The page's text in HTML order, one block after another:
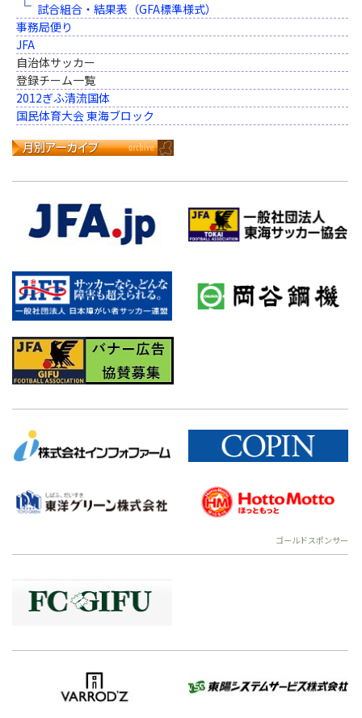
試合組合・結果表（GFA標準様式）
事務局便り
JFA
自治体サッカー
登録チーム一覧
2012ぎふ清流国体
国民体育大会 東海ブロック
ゴールドスポンサー